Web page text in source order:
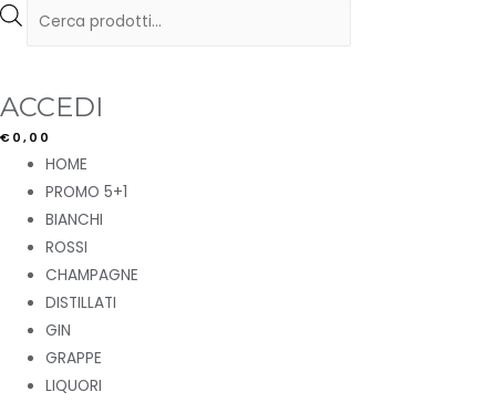
Products
ACCEDI
€ 0,00
Menu HOME
PROMO 5+1
BIANCHI
ROSSI
CHAMPAGNE
DISTILLATI
GIN
GRAPPE
LIQUORI